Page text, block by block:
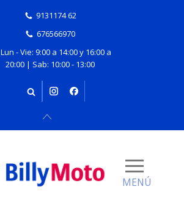
9131174 62
676566970
Lun - Vie: 9:00 a 14:00 y 16:00 a
20:00 | Sab: 10:00 - 13:00